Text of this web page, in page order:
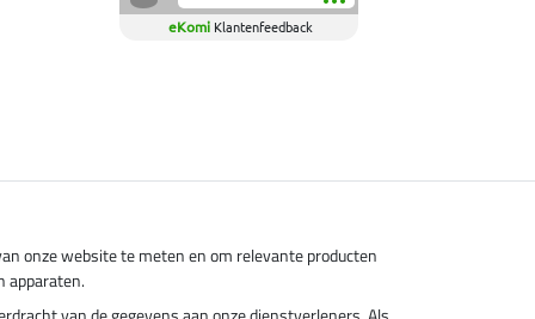
eKomi Klantenfeedback
onze website te meten en om relevante producten
apparaten.